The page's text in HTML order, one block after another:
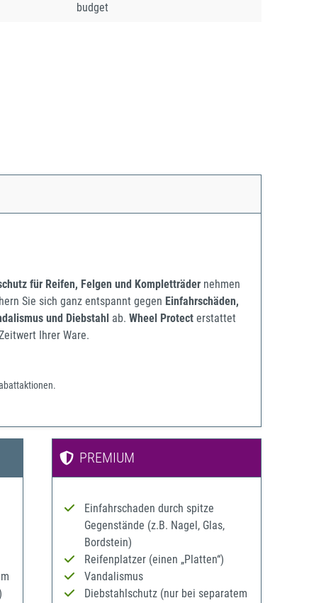
budget
für Reifen, Felgen und Kompletträder nehmen
Sie sich ganz entspannt gegen Einfahrschäden,
und Diebstahl ab. Wheel Protect erstattet
Ihrer Ware.
PREMIUM
Einfahrschaden durch spitze
Gegenstände (z.B. Nagel, Glas,
Bordstein)
Reifenplatzer (einen „Platten“)
Vandalismus
Diebstahlschutz (nur bei separatem